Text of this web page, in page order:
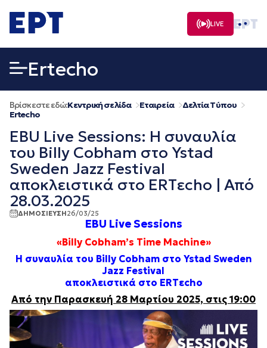
σε
περιεχόμενο
LIVE
Ertecho
Βρίσκεστε εδώ:Κεντρική σελίδα Εταιρεία
Δελτία Τύπου
Ertecho
EBU Live Sessions: Η συναυλία
του Billy Cobham στο Ystad
Sweden Jazz Festival
αποκλειστικά στο ERTεcho | Από
28.03.2025
ΔΗΜΟΣΙΕΥΣΗ26/03/25
EBU Live Sessions
«Billy Cobham’s Time Machine»
Η συναυλία του Billy Cobham στο Ystad Sweden
Jazz Festival
αποκλειστικά στο ERTεcho
Από την Παρασκευή 28 Μαρτίου 2025, στις 19:00